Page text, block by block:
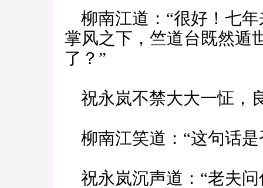
柳南江道：“很好！七年
掌风之下，竺道台既然遁
了？”
祝永岚不禁大大一怔，
柳南江笑道：“这句话是
祝永岚沉声道：“老夫问